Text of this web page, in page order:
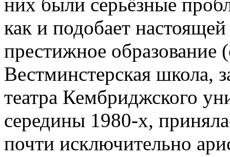
как и подобает
престижное образование
Вестминстерская школа,
театра Кембриджского
середины 1980-х,
почти исключительно